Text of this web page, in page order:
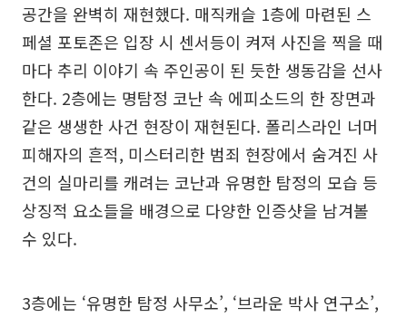
공간을 완벽히 재현했다. 매직캐슬 1층에 마련된 스
페셜 포토존은 입장 시 센서등이 켜져 사진을 찍을 때
마다 추리 이야기 속 주인공이 된 듯한 생동감을 선사
한다. 2층에는 명탐정 코난 속 에피소드의 한 장면과
같은 생생한 사건 현장이 재현된다. 폴리스라인 너머
피해자의 흔적, 미스터리한 범죄 현장에서 숨겨진 사
건의 실마리를 캐려는 코난과 유명한 탐정의 모습 등
상징적 요소들을 배경으로 다양한 인증샷을 남겨볼
수 있다.
3층에는 ‘유명한 탐정 사무소’, ‘브라운 박사 연구소’,